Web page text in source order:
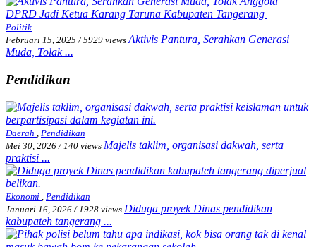
Politik
Februari 15, 2025 / 5929 views Aktivis Pantura, Serahkan Generasi
Muda, Tolak ...
Pendidikan
Daerah
Pendidikan
Mei 30, 2026 / 140 views Majelis taklim, organisasi dakwah, serta
praktisi ...
Ekonomi
Pendidikan
Januari 16, 2026 / 1928 views Diduga proyek Dinas pendidikan
kabupateh tangerang ...